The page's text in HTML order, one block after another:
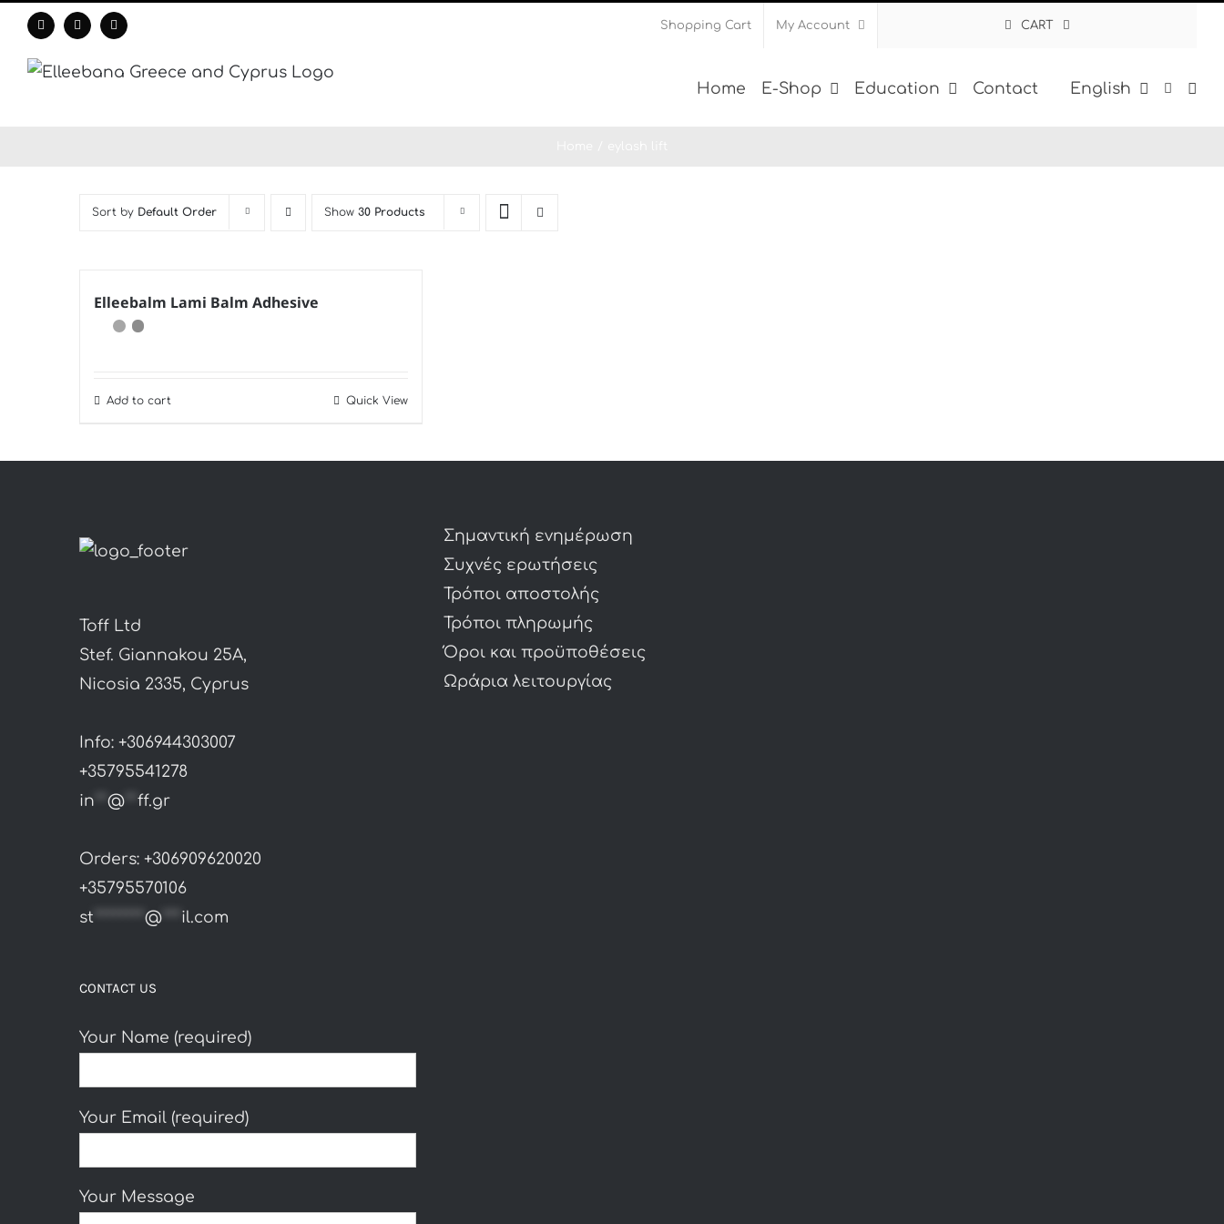
Skip
content
FacebookInstagramWhatsApp Shopping Cart My Account CART
Home Ε-Shop Education Contact English
Sort by Default Order Show 30 Products
Elleebalm Lami Balm Adhesive
Add to cart Quick View
Toff Ltd
Stef. Giannakou 25A,
Nicosia 2335, Cyprus
Info: +306944303007
+35795541278
in
@ ff.gr
Orders: +306909620020
+35795570106
st ******** @ *** il.com
CONTACT US
Your Name (required)
Your Email (required)
Your Message
Σημαντική ενημέρωση
Συχνές ερωτήσεις
Τρόποι αποστολής
Τρόποι πληρωμής
Όροι και προϋποθέσεις
Ωράρια λειτουργίας